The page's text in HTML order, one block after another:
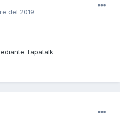
del 2019
Tapatalk